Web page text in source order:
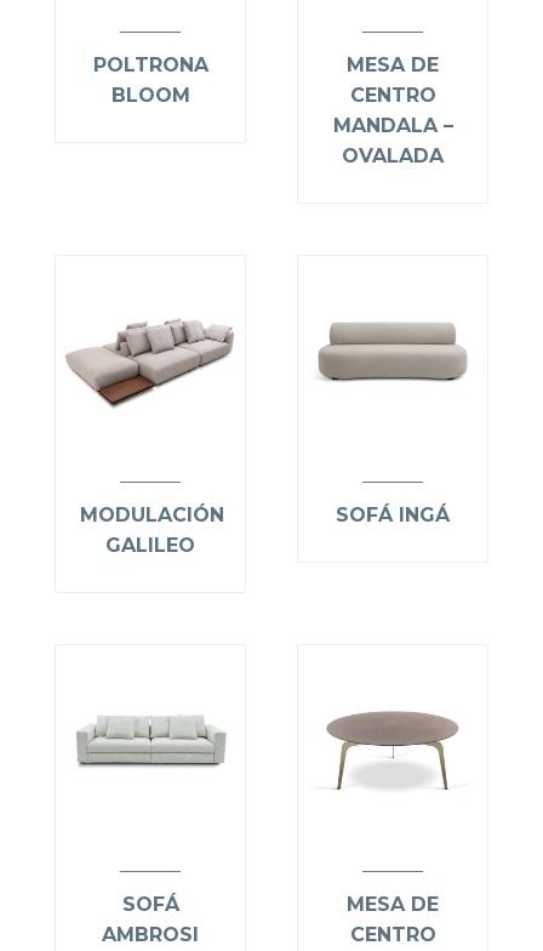
POLTRONA
BLOOM
MESA DE
CENTRO
MANDALA –
OVALADA
MODULACIÓN
GALILEO
SOFÁ INGÁ
SOFÁ
AMBROSI
MESA DE
CENTRO